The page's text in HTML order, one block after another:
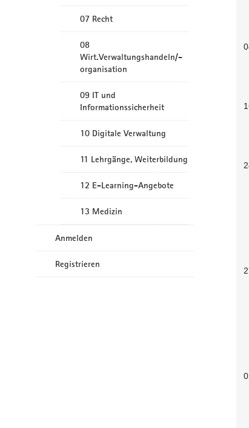
07 Recht
08
Wirt.Verwaltungshandeln/-
organisation
09 IT und
Informationssicherheit
10 Digitale Verwaltung
11 Lehrgänge, Weiterbildung
12 E-Learning-Angebote
13 Medizin
Anmelden
Registrieren